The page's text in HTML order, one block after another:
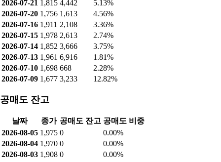
2026-08-04 1,970 851
1.58%
2026-08-03 1,908 1,808
3.42%
2026-07-31 1,979 978
2.97%
2026-07-30 1,831 1,611
5.17%
2026-07-29 1,948 4,134
4.84%
2026-07-28 2,095 4,104
9.01%
2026-07-27 2,208 8,585
18.74%
2026-07-24 2,149 1,532
5.88%
2026-07-22 1,890
2026-07-20
1,756 1,613
4.56%
2026-07-16 1,911 2,108
3.36%
2026-07-15 1,978 2,613
2.74%
2026-07-14 1,852 3,666
3.75%